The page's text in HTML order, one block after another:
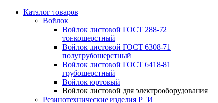
Каталог товаров
Войлок
Войлок листовой ГОСТ 288-72
тонкошерстный
Войлок листовой ГОСТ 6308-71
полугрубошерстный
Войлок листовой ГОСТ 6418-81
грубошерстный
Войлок юртовый
Войлок листовой для электрооборудования
Резинотехнические изделия РТИ